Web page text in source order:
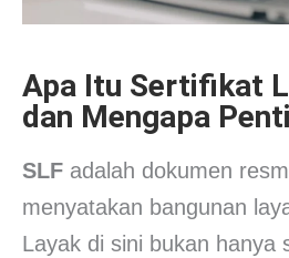
Apa Itu Sertifikat
dan Mengapa
SLF adalah dokumen
menyatakan bangunan
Layak di sini bukan hanya